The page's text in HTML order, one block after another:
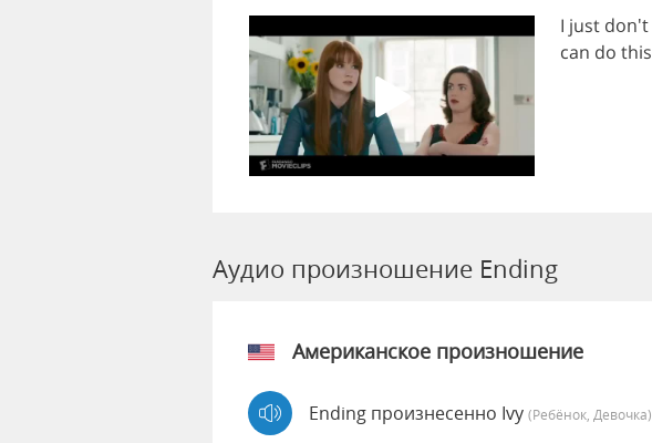
I just don't
can do this
Аудио произношение Ending
Американское произношение
Ending произнесенно Ivy (Ребёнок, Девочка)